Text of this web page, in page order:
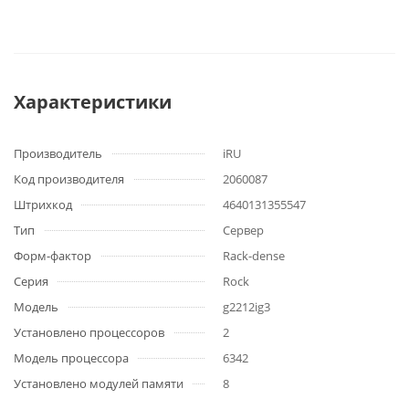
Характеристики
Производитель
iRU
Код производителя
2060087
Штрихкод
4640131355547
Тип
Сервер
Форм-фактор
Rack-dense
Серия
Rock
Модель
g2212ig3
Установлено процессоров
2
Модель процессора
6342
Установлено модулей памяти
8